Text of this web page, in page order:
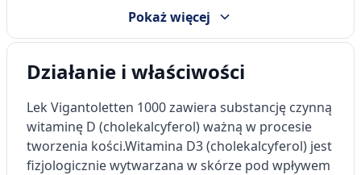
Pokaż więcej
Działanie i właściwości
Lek Vigantoletten 1000 zawiera substancję czynną
witaminę D (cholekalcyferol) ważną w procesie
tworzenia kości.Witamina D3 (cholekalcyferol) jest
fizjologicznie wytwarzana w skórze pod wpływem